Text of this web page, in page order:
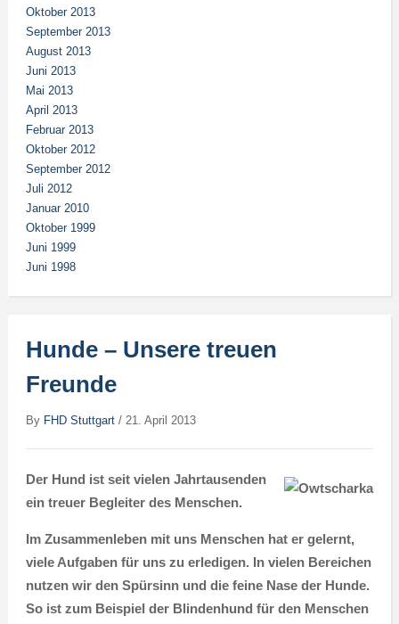
Oktober 2013
September 2013
August 2013
Juni 2013
Mai 2013
April 2013
Februar 2013
Oktober 2012
September 2012
Juli 2012
Januar 2010
Oktober 1999
Juni 1999
Juni 1998
Hunde – Unsere treuen
Freunde
By FHD Stuttgart/ 21. April 2013
Der Hund ist seit vielen Jahrtausenden
ein treuer Begleiter des Menschen.
Im Zusammenleben mit uns Menschen hat er gelernt,
viele Aufgaben für uns zu erledigen. In vielen Bereichen
nutzen wir den Spürsinn und die feine Nase der Hunde.
So ist zum Beispiel der Blindenhund für den Menschen